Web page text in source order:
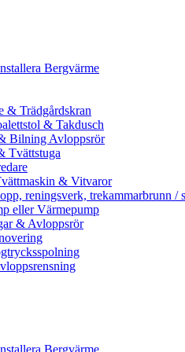
Bergvärme
& Trädgårdskran
& Takdusch
Bilning Avloppsrör
Tvättstuga
& Vitvaror
reningsverk, trekammarbrunn /
eller Värmepump
& Avloppsrör
Bergvärme